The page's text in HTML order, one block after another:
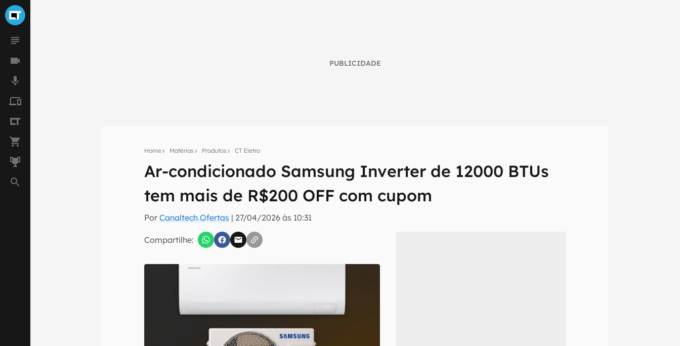
PUBLICIDADE
Home Matérias Produtos CT Eletro
Ar-condicionado Samsung Inverter de 12000 BTUs
tem mais de R$200 OFF com cupom
PorCanaltech Ofertas | 27/04/2026 às 10:31
Compartilhe:
Seu resumo inteligente do mundo tech!
Assine a newsletter do Canaltech e receba notícias e reviews sobre tecnologia em primeira
Termos de Uso e Política de Privacidade do Canaltech.